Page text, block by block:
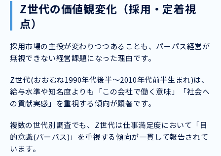
Z世代の価値観変化（採用・定着視
点）
採用市場の主役が変わりつつあることも、パーパス経営が
無視できない経営課題になった理由です。
Z世代(おおむね1990年代後半〜2010年代前半生まれ)は、
給与水準や知名度よりも「この会社で働く意味」「社会へ
の貢献実感」を重視する傾向が顕著です。
複数の世代別調査でも、Z世代は仕事満足度において「目
的意識(パーパス)」を重視する傾向が一貫して報告されて
います。